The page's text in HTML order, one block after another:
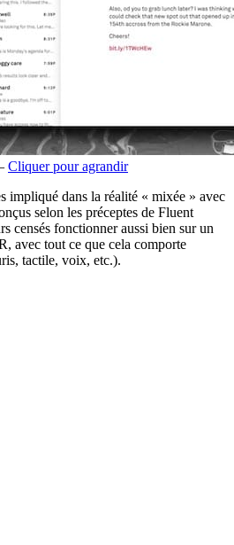
Cliquer pour agrandir
impliqué dans la réalité « mixée » avec
selon les préceptes de Fluent
censés fonctionner aussi bien sur un
avec tout ce que cela comporte
tactile, voix, etc.).